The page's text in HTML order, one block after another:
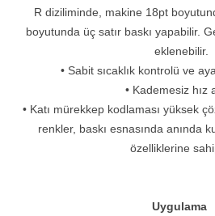
R diziliminde, makine 18pt
boyutunda üç satır baskı yapabilir.
eklenebilir.
• Sabit sıcaklık kontrolü ve
• Kademesiz hız
• Katı mürekkep kodlaması yüksek
renkler, baskı esnasında anında
özelliklerine
Uygulama